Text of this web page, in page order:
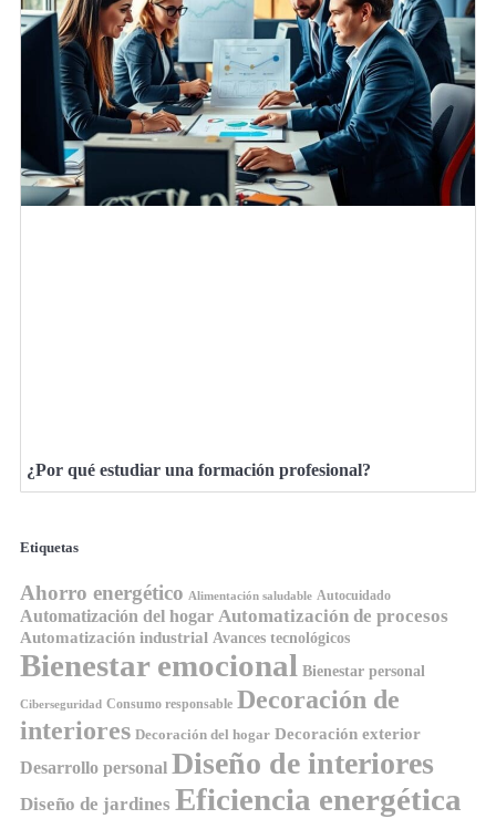
¿Por qué estudiar una formación profesional?
Etiquetas
Ahorro energético Alimentación saludable Autocuidado
Automatización del hogar Automatización de procesos
Automatización industrial Avances tecnológicos
Bienestar emocional Bienestar personal
Ciberseguridad Consumo responsable Decoración de
interiores Decoración del hogar Decoración exterior
Desarrollo personal Diseño de interiores
Diseño de jardines Eficiencia energética